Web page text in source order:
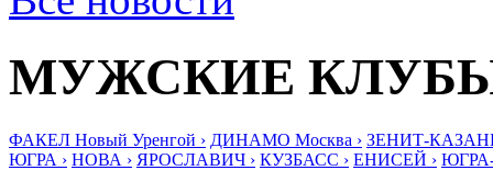
МУЖСКИЕ
ФАКЕЛ Новый Уренгой › ДИНАМО Москва › ЗЕНИТ-
ЮГРА › НОВА › ЯРОСЛАВИЧ › КУЗБАСС › ЕНИСЕЙ ›